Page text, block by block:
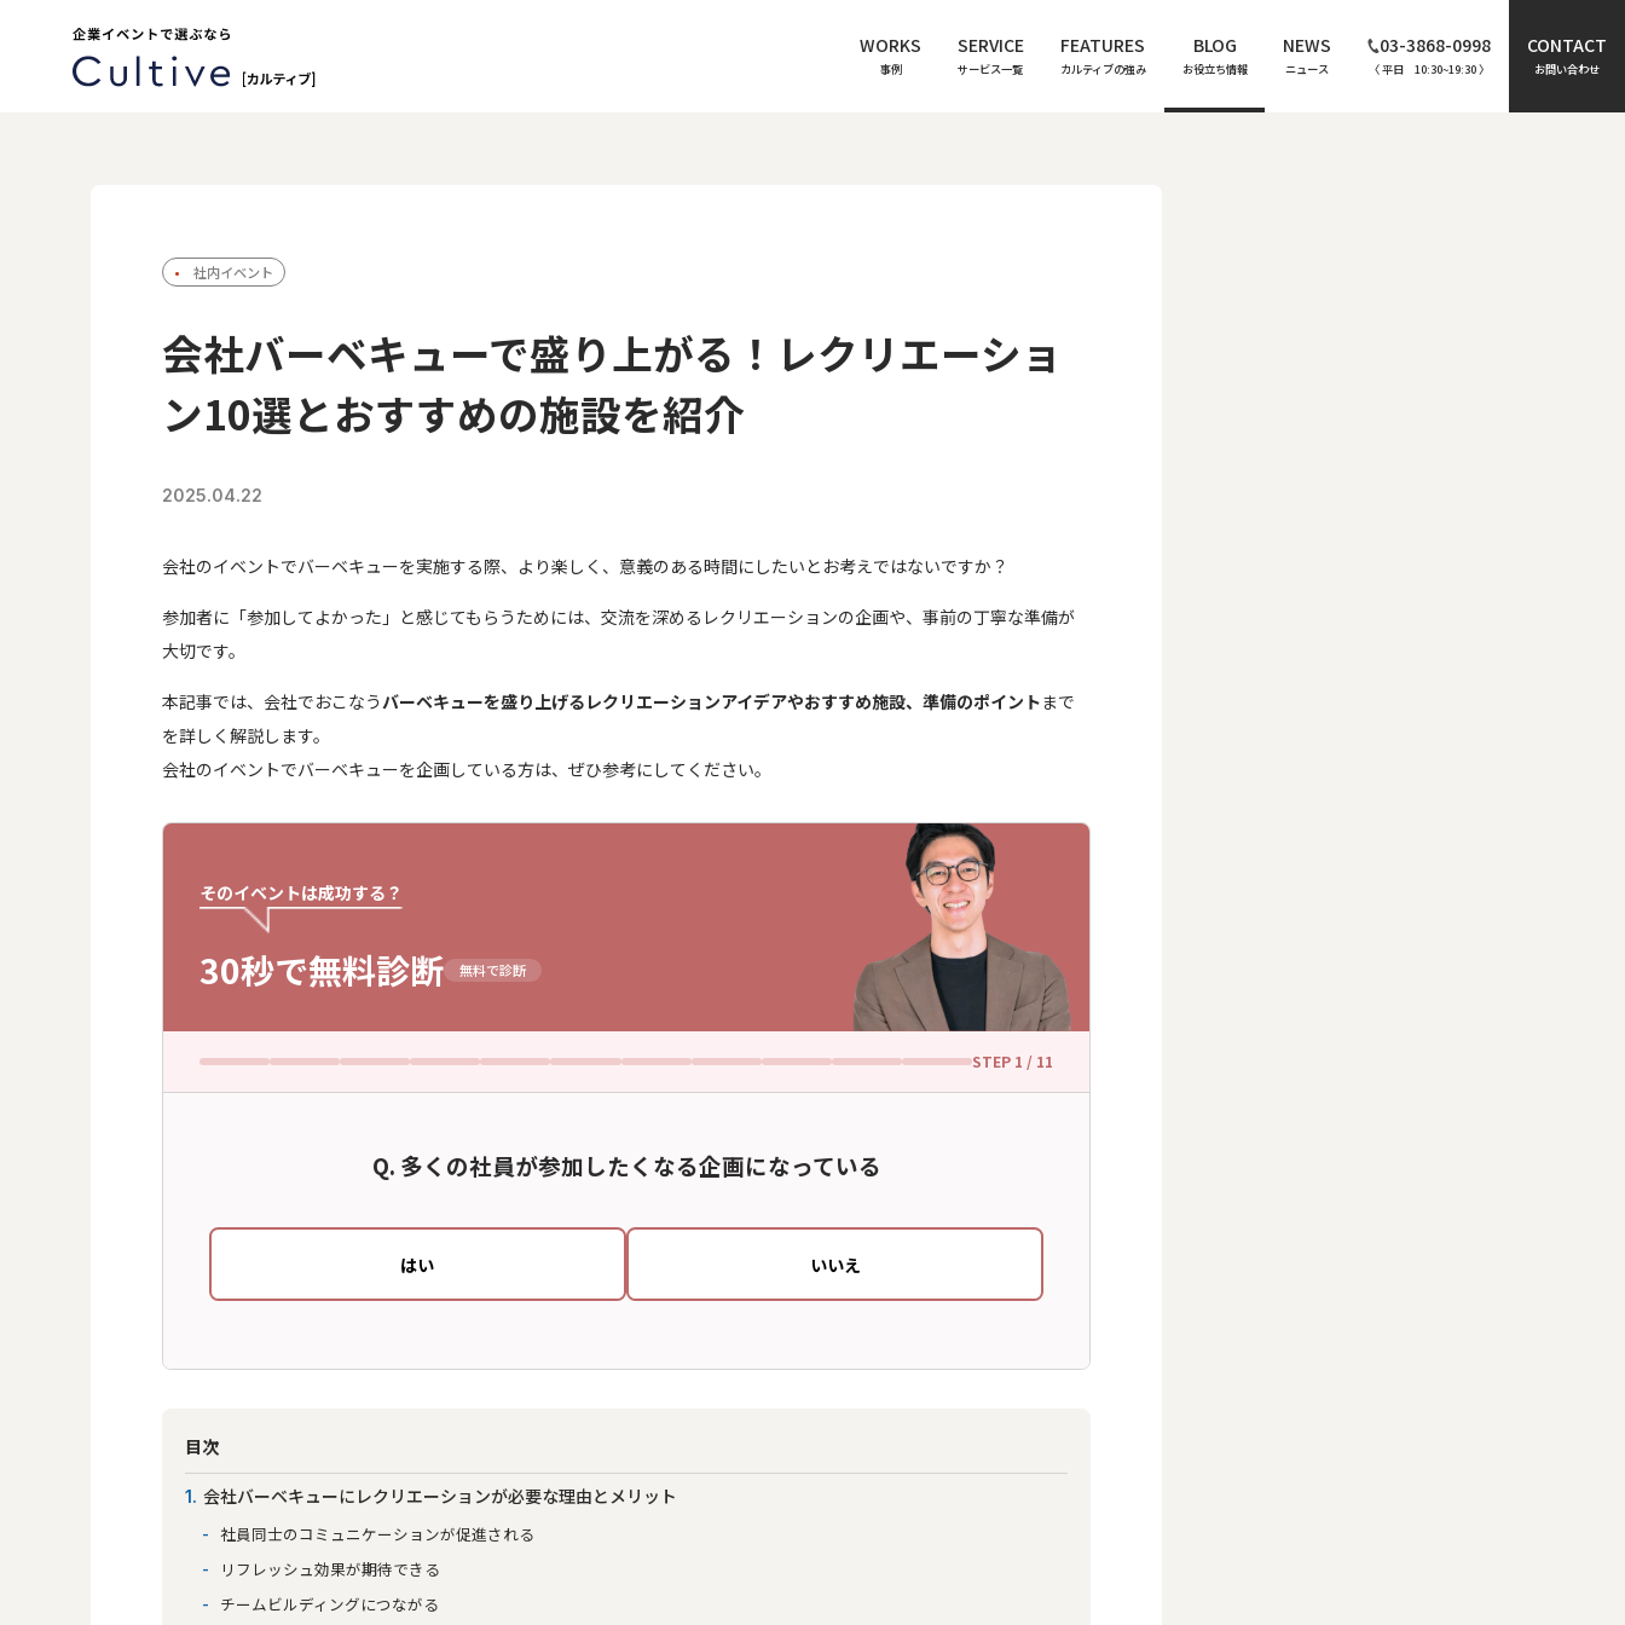
WORKS
事例
SERVICE
サービス一覧
FEATURES
カルティブの強み
BLOG
お役立ち情報
NEWS
ニュース
03-3868-0998
〈 平日 10:30~19:30 〉
CONTACT
お問い合わせ
社内イベント
会社バーベキューで盛り上がる！レクリエーショ
ン10選とおすすめの施設を紹介
2025.04.22
会社のイベントでバーベキューを実施する際、より楽しく、意義のある時間にしたいとお考えではないですか？
参加者に「参加してよかった」と感じてもらうためには、交流を深めるレクリエーションの企画や、事前の丁寧な準備が
大切です。
本記事では、会社でおこなうバーベキューを盛り上げるレクリエーションアイデアやおすすめ施設、準備のポイントまで
を詳しく解説します。
会社のイベントでバーベキューを企画している方は、ぜひ参考にしてください。
そのイベントは成功する？
30秒で無料診断 無料で診断
STEP 1 / 11
多くの社員が参加したくなる企画になっている
はい いいえ
目次
1 会社バーベキューにレクリエーションが必要な理由とメリット
社員同士のコミュニケーションが促進される
リフレッシュ効果が期待できる
チームビルディングにつながる